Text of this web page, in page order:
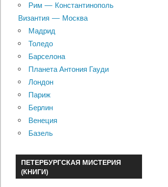
Рим — Константинополь
Византия — Москва
Мадрид
Толедо
Барселона
Планета Антония Гауди
Лондон
Париж
Берлин
Венеция
Базель
ПЕТЕРБУРГСКАЯ МИСТЕРИЯ
(КНИГИ)